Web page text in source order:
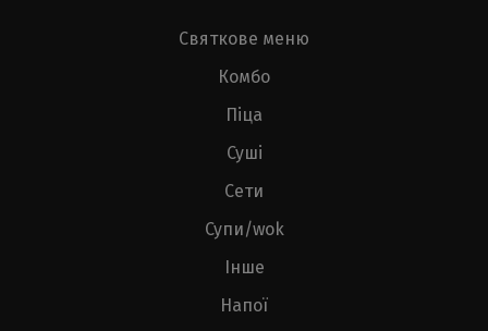
Святкове меню
Комбо
Піца
Суші
Сети
Супи/wok
Інше
Напої